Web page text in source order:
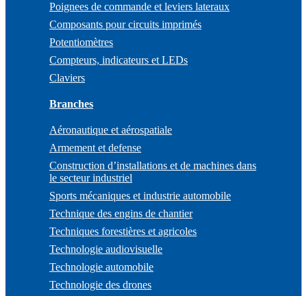
Poignees de commande et leviers lateraux
Composants pour circuits imprimés
Potentiomètres
Compteurs, indicateurs et LEDs
Claviers
Branches
Aéronautique et aérospatiale
Armement et defense
Construction d’installations et de machines dans
le secteur industriel
Sports mécaniques et industrie automobile
Technique des engins de chantier
Techniques forestières et agricoles
Technologie audiovisuelle
Technologie automobile
Technologie des drones